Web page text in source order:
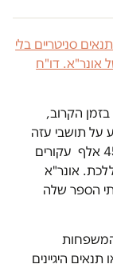
סניטריים בלי
אונר"א. דו"ח
הקרוב,
על תושבי עזה
עוד שנים רבות. נכון לרגע זה, ישנם יותר מ-450 אלף עקורים
אונר"א
מתוכם בבתי הספר שלה
המשפחות
היגיינים